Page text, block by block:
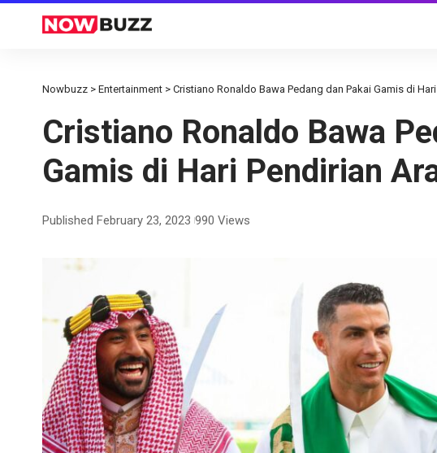
Nowbuzz > Entertainment > Cristiano Ronaldo Bawa Pedang dan Pakai Gamis di
Cristiano Ronaldo Bawa
Gamis di Hari Pendirian
Published February 23, 2023 990 Views